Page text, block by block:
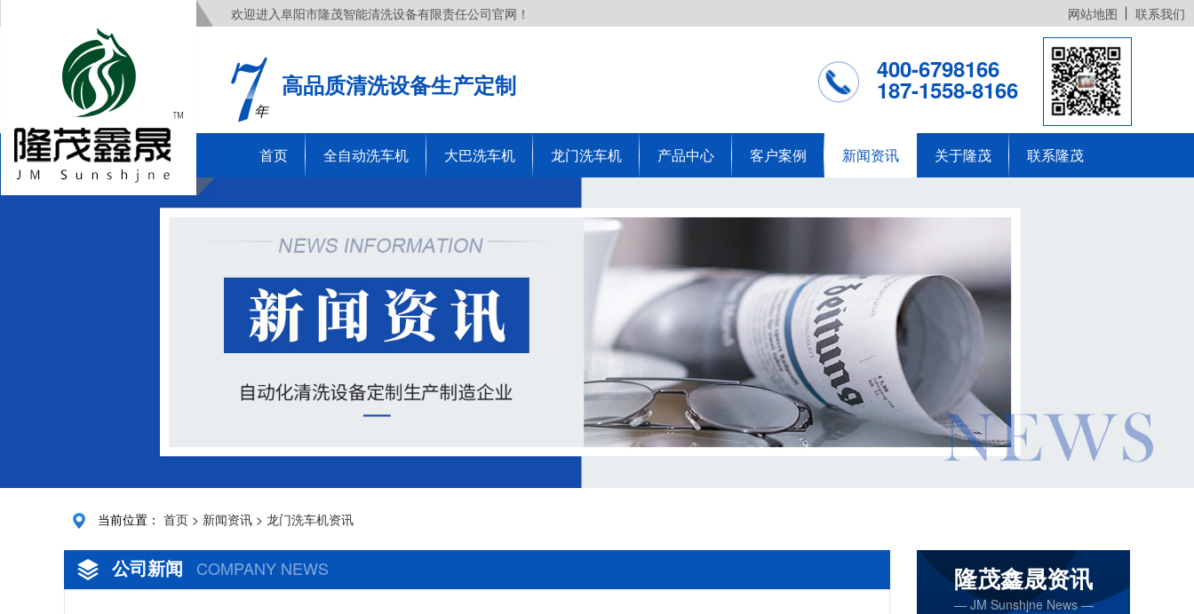
欢迎进入阜阳市隆茂智能清洗设备有限责任公司官网！ 网站地图 联系我们
年
高品质清洗设备生产定制
400-6798166
187-1558-8166
首页 全自动洗车机 大巴洗车机 龙门洗车机 产品中心 客户案例 新闻资讯 关于隆茂 联系隆茂
当前位置： 首页 > 新闻资讯 > 龙门洗车机资讯
公司新闻 COMPANY NEWS 隆茂鑫晟资讯
— JM Sunshjne News —